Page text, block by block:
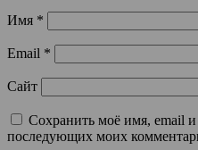
Имя *
Email *
Сайт
Сохранить моё имя, email и
последующих моих